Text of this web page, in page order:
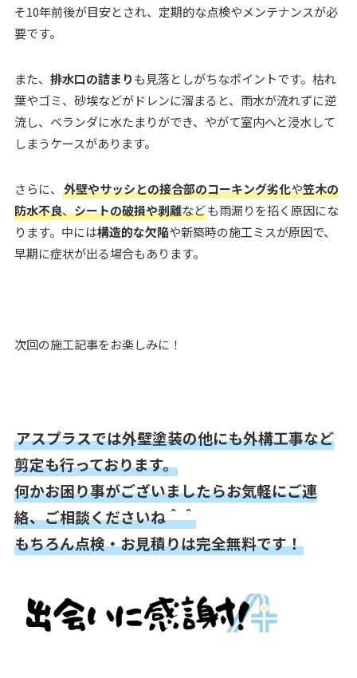
そ10年前後が目安とされ、定期的な点検やメンテナンスが必
要です。
また、 排水口の詰まりも見落としがちなポイントです。枯れ
葉やゴミ、砂埃などがドレンに溜まると、雨水が流れずに逆
流し、ベランダに水たまりができ、やがて室内へと浸水して
しまうケースがあります。
さらに、 外壁やサッシとの接合部のコーキング劣化や笠木の
防水不良、シートの破損や剥離なども雨漏りを招く原因にな
ります。中には構造的な欠陥や新築時の施工ミスが原因で、
早期に症状が出る場合もあります。
次回の施工記事をお楽しみに！
アスプラスでは外壁塗装の他にも外構工事など
剪定も行っております。
何かお困り事がございましたらお気軽にご連
絡、ご相談くださいね＾＾
もちろん点検・お見積りは完全無料です！